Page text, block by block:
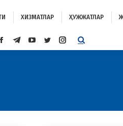
ХИЗМАТЛАР ҲУЖЖАТЛАР
FACEBOOKTELEGRAM
YOUTUBE
TWITTERINSTAGRAM